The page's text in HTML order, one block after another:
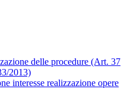
delle procedure (Art. 37
2013)
interesse realizzazione opere